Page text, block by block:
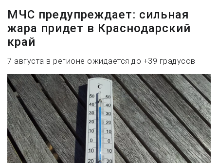
МЧС предупреждает: сильная
жара придет в Краснодарский
край
7 августа в регионе ожидается до +39 градусов